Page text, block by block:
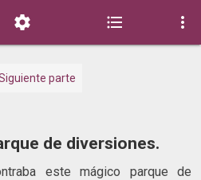
  
parte
de diversiones.
este mágico parque de